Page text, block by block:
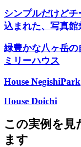
シンプルだけど
込まれた、写真館
緑豊かな八ヶ岳
ミリーハウス
House NegishiPark
House Doichi
この実例を見
ます